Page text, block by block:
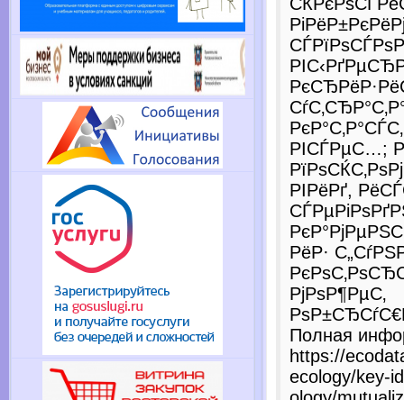
РІСЃРµС…;
РІРёРґ,
РёР·
РјРѕР¶РµС‚
Полная
https://
ecology/key-